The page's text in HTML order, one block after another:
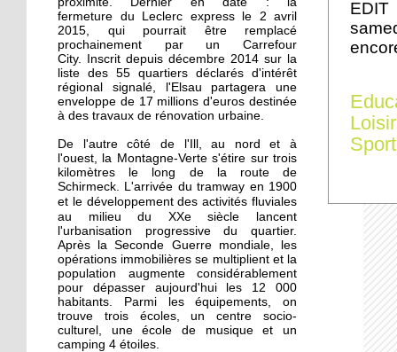
à l'Elsau et la Montagne-
Verte
16 septembre 2015
Un camping adepte du
bon voisinage
15 septembre 2015
Dons records à Emmaüs
en faveur des réfugiés
26 septembre 2014
Des cours de vélo pour
favoriser l'insertion
26 septembre 2014
Femmes de Paroles
fermeture du Leclerc express le 2 avril
2015, qui pourrait être remplacé
prochainement par un Carrefour
City. Inscrit depuis décembre 2014 sur la
liste des 55 quartiers déclarés d'intérêt
régional signalé, l'Elsau partagera une
enveloppe de 17 millions d'euros destinée
à des travaux de rénovation urbaine.
De l'autre côté de l'Ill, au nord et à
l'ouest, la Montagne-Verte s'étire sur trois
kilomètres le long de la route de
Schirmeck. L'arrivée du tramway en 1900
et l e développement des activités fluviales
au milieu du XXe siècle
lancent
l'urbanisation progressive du quartier.
Après la Seconde Guerre mondiale, les
opérations immobilières se multiplient et la
population augmente considérablement
pour dépasser aujourd'hui les 12 000
habitants. Parmi les équipements, on
trouve trois écoles, un centre socio-
culturel, une école de musique et un
camping 4 étoiles.
EDIT
Sport